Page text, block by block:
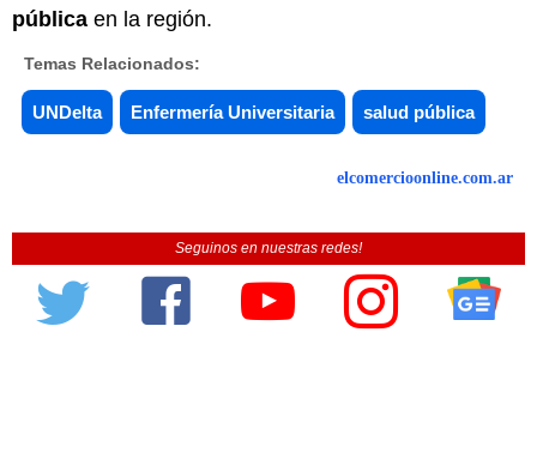
pública en la región.
Temas Relacionados:
UNDelta Enfermería Universitaria salud pública
elcomercioonline.com.ar
Seguinos en nuestras redes!